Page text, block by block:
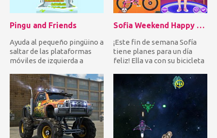
Pingu and Friends
Ayuda al pequeño pingüino a
saltar de las plataformas
móviles de izquierda a
Sofia Weekend Happy Day
¡Este fin de semana Sofía
tiene planes para un día
feliz! Ella va con su bicicleta